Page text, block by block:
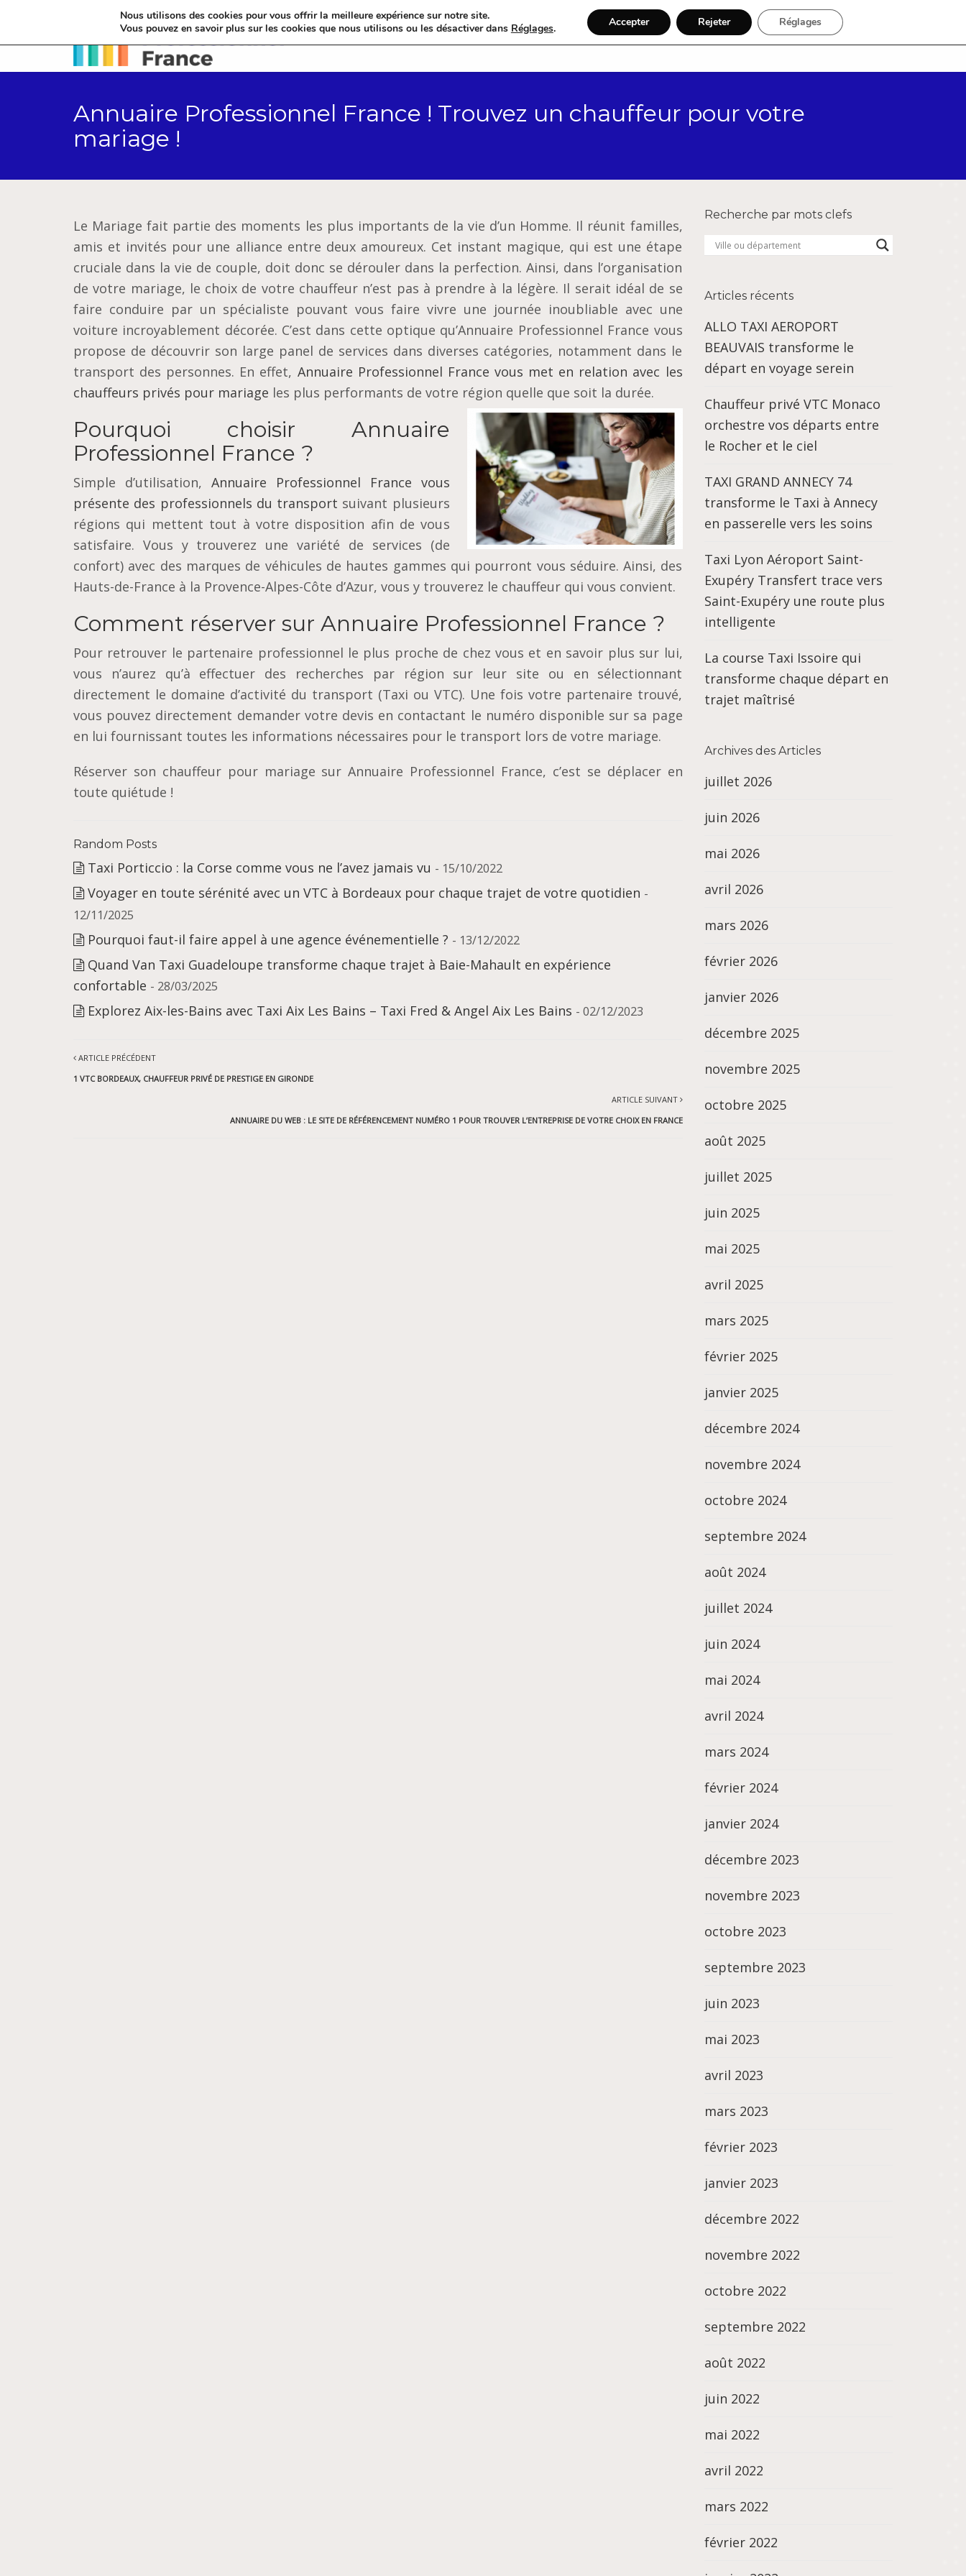
Accueil Catégories Par région Inscription
Annuaire Professionnel France ! Trouvez un chauffeur pour votre
mariage !
Le Mariage fait partie des moments les plus importants de la vie d’un Homme. Il réunit familles,
amis et invités pour une alliance entre deux amoureux. Cet instant magique, qui est une étape
cruciale dans la vie de couple, doit donc se dérouler dans la perfection. Ainsi, dans l’organisation
de votre mariage, le choix de votre chauffeur n’est pas à prendre à la légère. Il serait idéal de se
faire conduire par un spécialiste pouvant vous faire vivre une journée inoubliable avec une
voiture incroyablement décorée. C’est dans cette optique qu’Annuaire Professionnel France vous
propose de découvrir son large panel de services dans diverses catégories, notamment dans le
transport des personnes. En effet, Annuaire Professionnel France vous met en relation avec les
chauffeurs privés pour mariage les plus performants de votre région quelle que soit la durée.
Pourquoi choisir Annuaire
Professionnel France ?
Simple d’utilisation, Annuaire Professionnel France vous
présente des professionnels du transport suivant plusieurs
régions qui mettent tout à votre disposition afin de vous
satisfaire. Vous y trouverez une variété de services (de
confort) avec des marques de véhicules de hautes gammes qui pourront vous séduire. Ainsi, des
Hauts-de-France à la Provence-Alpes-Côte d’Azur, vous y trouverez le chauffeur qui vous convient.
Comment réserver sur Annuaire Professionnel France ?
Pour retrouver le partenaire professionnel le plus proche de chez vous et en savoir plus sur lui,
vous n’aurez qu’à effectuer des recherches par région sur leur site ou en sélectionnant
directement le domaine d’activité du transport (Taxi ou VTC). Une fois votre partenaire trouvé,
vous pouvez directement demander votre devis en contactant le numéro disponible sur sa page
en lui fournissant toutes les informations nécessaires pour le transport lors de votre mariage.
Réserver son chauffeur pour mariage sur Annuaire Professionnel France, c’est se déplacer en
toute quiétude !
Random Posts
Taxi Porticcio : la Corse comme vous ne l’avez jamais vu - 15/10/2022
Voyager en toute sérénité avec un VTC à Bordeaux pour chaque trajet de votre quotidien -
12/11/2025
Pourquoi faut-il faire appel à une agence événementielle ? - 13/12/2022
Quand Van Taxi Guadeloupe transforme chaque trajet à Baie-Mahault en expérience
confortable - 28/03/2025
Explorez Aix-les-Bains avec Taxi Aix Les Bains – Taxi Fred & Angel Aix Les Bains - 02/12/2023
ARTICLE PRÉCÉDENT
1 VTC BORDEAUX, CHAUFFEUR PRIVÉ DE PRESTIGE EN GIRONDE
ARTICLE SUIVANT
ANNUAIRE DU WEB : LE SITE DE RÉFÉRENCEMENT NUMÉRO 1 POUR TROUVER L’ENTREPRISE DE VOTRE CHOIX EN FRANCE
Recherche par mots clefs
Articles récents
ALLO TAXI AEROPORT
BEAUVAIS transforme le
départ en voyage serein
Chauffeur privé VTC Monaco
orchestre vos départs entre
le Rocher et le ciel
TAXI GRAND ANNECY 74
transforme le Taxi à Annecy
en passerelle vers les soins
Taxi Lyon Aéroport Saint-
Exupéry Transfert trace vers
Saint-Exupéry une route plus
intelligente
La course Taxi Issoire qui
transforme chaque départ en
trajet maîtrisé
Archives des Articles
juillet 2026
juin 2026
mai 2026
avril 2026
mars 2026
février 2026
janvier 2026
décembre 2025
novembre 2025
octobre 2025
août 2025
juillet 2025
juin 2025
mai 2025
avril 2025
mars 2025
février 2025
janvier 2025
décembre 2024
novembre 2024
octobre 2024
septembre 2024
août 2024
juillet 2024
juin 2024
mai 2024
avril 2024
mars 2024
février 2024
janvier 2024
décembre 2023
novembre 2023
octobre 2023
septembre 2023
juin 2023
mai 2023
avril 2023
mars 2023
février 2023
janvier 2023
décembre 2022
novembre 2022
octobre 2022
septembre 2022
août 2022
juin 2022
mai 2022
avril 2022
mars 2022
février 2022
Nous utilisons des cookies pour vous offrir la meilleure expérience sur notre site.
Vous pouvez en savoir plus sur les cookies que nous utilisons ou les désactiver dans Réglages. Accepter Rejeter Réglages